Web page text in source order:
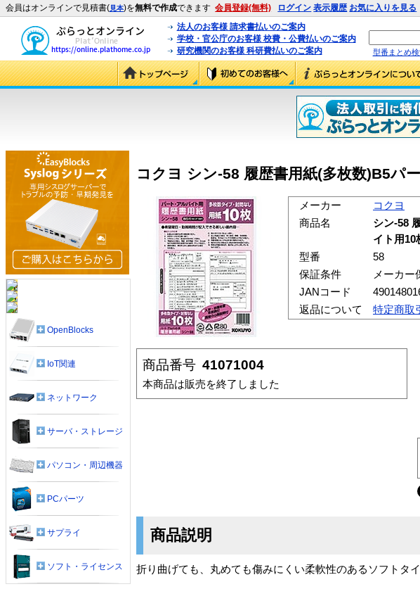
会員はオンラインで見積書(見本)を無料で作成できます 会員登録(無料) ログイン 表示履歴 お気に入りを見る
法人のお客様 請求書払いのご案内
学校・官公庁のお客様 校費・公費払いのご案内
研究機関のお客様 科研費払いのご案内
型番まとめ
コクヨ シン-58 履歴書用紙(多枚数)B5パ
メーカー
コクヨ
商品名
シン-58
イト用10
型番
58
保証条件
メーカー
JANコード
返品について
特定商取
商品番号 41071004
本商品は販売を終了しました
商品説明
折り曲げても、丸めても傷みにくい柔軟性のあるソフトタ
OpenBlocks
IoT関連
ネットワーク
サーバ・ストレージ
パソコン・周辺機器
PCパーツ
サプライ
ソフト・ライセンス